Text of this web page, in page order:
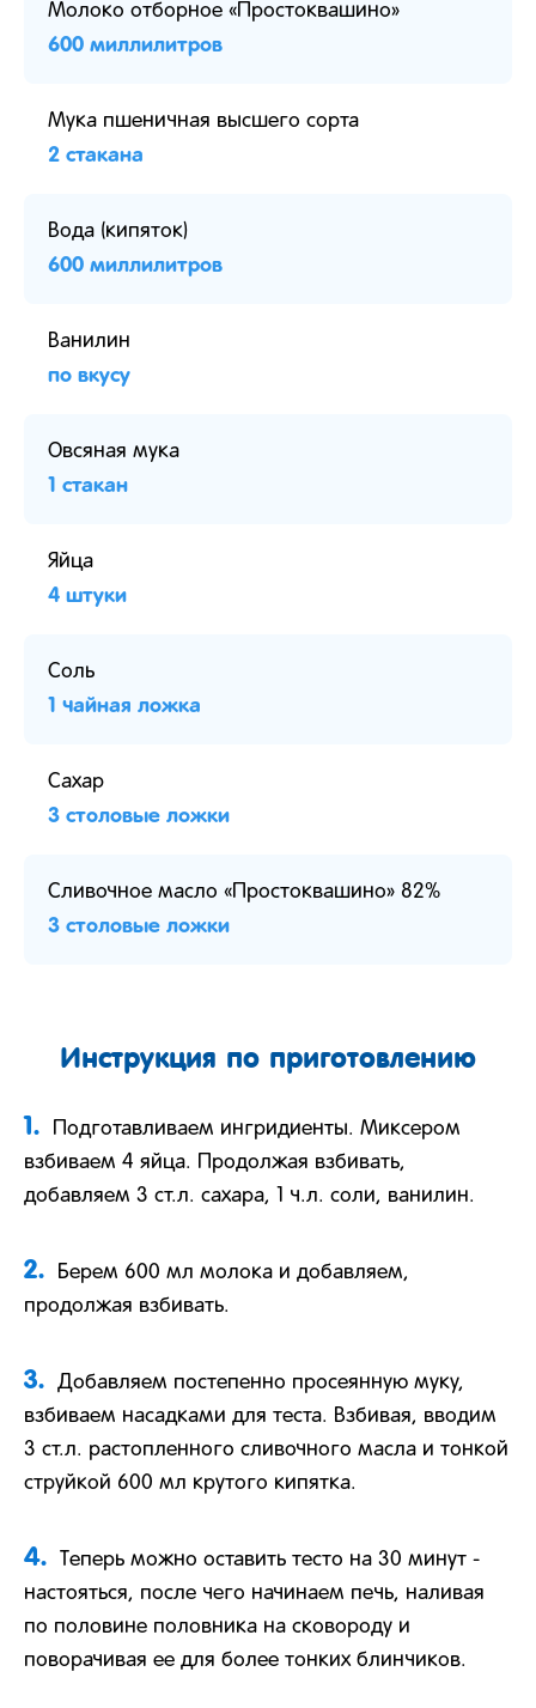
Молоко отборное «Простоквашино»
600 миллилитров
Мука пшеничная высшего сорта
2 стакана
Вода (кипяток)
600 миллилитров
Ванилин
по вкусу
Овсяная мука
1 стакан
Яйца
4 штуки
Соль
1 чайная ложка
Сахар
3 столовые ложки
Сливочное масло «Простоквашино» 82%
3 столовые ложки
Инструкция по приготовлению
1.
Подготавливаем ингридиенты. Миксером
взбиваем 4 яйца. Продолжая взбивать,
добавляем 3 ст.л. сахара, 1 ч.л. соли, ванилин.
2.
Берем 600 мл молока и добавляем,
продолжая взбивать.
3.
Добавляем постепенно просеянную муку,
взбиваем насадками для теста. Взбивая, вводим
3 ст.л. растопленного сливочного масла и тонкой
струйкой 600 мл крутого кипятка.
4.
Теперь можно оставить тесто на 30 минут -
настояться, после чего начинаем печь, наливая
по половине половника на сковороду и
поворачивая ее для более тонких блинчиков.